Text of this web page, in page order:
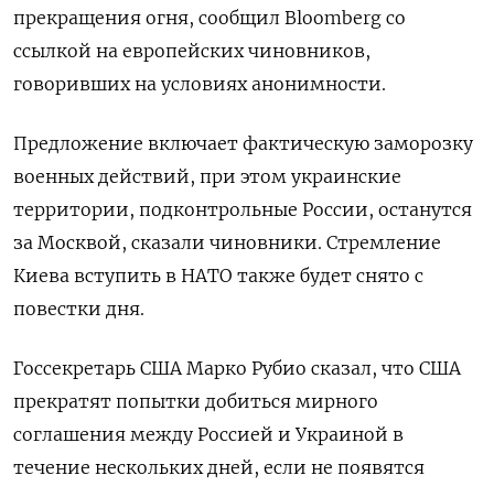
прекращения огня, сообщил Bloomberg со
ссылкой на европейских чиновников,
говоривших на условиях анонимности.
Предложение включает фактическую заморозку
военных действий, при этом украинские
территории, подконтрольные России, останутся
за Москвой, сказали чиновники. Стремление
Киева вступить в НАТО также будет снято с
повестки дня.
Госсекретарь США Марко Рубио сказал, что США
прекратят попытки добиться мирного
соглашения между Россией и Украиной в
течение нескольких дней, если не появятся